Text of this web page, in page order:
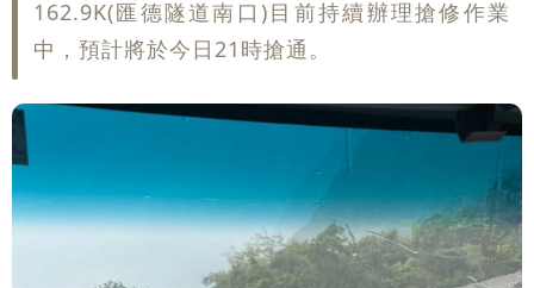
162.9K(匯德隧道南口)目前持續辦理搶修作業
中，預計將於今日21時搶通。